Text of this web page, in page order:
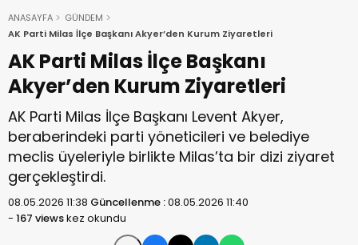
ANASAYFA
GÜNDEM
AK Parti Milas İlçe Başkanı Akyer’den Kurum Ziyaretleri
AK Parti Milas İlçe Başkanı
Akyer’den Kurum Ziyaretleri
AK Parti Milas İlçe Başkanı Levent Akyer,
beraberindeki parti yöneticileri ve belediye
meclis üyeleriyle birlikte Milas’ta bir dizi ziyaret
gerçekleştirdi.
08.05.2026 11:38 Güncellenme :08.05.2026 11:40
- 167 viewskez okundu